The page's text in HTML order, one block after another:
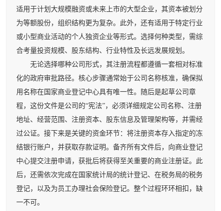
适用于计划大规模融资或未来上市的大型企业，其资本被划分
为等额股份，组织结构更为复杂。此外，还有适用于特定行业
或小型商业活动的个人独资企业等形式。选择何种类型，需综
合考量投资规模、股东结构、行业特性及长远发展规划。
无论选择哪种公司形式，其注册流程都遵循一套相对标准
化的政府审批路径。核心步骤通常始于公司名称核准，确保拟
用名称在国家商业登记中心具有唯一性。随后是起草公司章
程，这份文件是公司的“宪法”，必须详细规定公司名称、注册
地址、经营范围、注册资本、股东信息及管理架构等，并需经
过公证。接下来是关键的资金环节：将注册资本存入指定的冻
结银行账户，并获取存款证明。备齐所有文件后，向商业登记
中心提交注册申请，获批后将获得至关重要的商业注册证。此
后，还需依次完成在国家统计局的统计登记、在税务局的税务
登记，以及为员工办理社会保险登记。整个过程环环相扣，缺
一不可。